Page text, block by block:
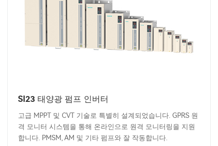
SI23 태양광 펌프 인버터
고급 MPPT 및 CVT 기술로 특별히 설계되었습니다. GPRS 원
격 모니터 시스템을 통해 온라인으로 원격 모니터링을 지원
합니다. PMSM, AM 및 기타 펌프와 잘 작동합니다.